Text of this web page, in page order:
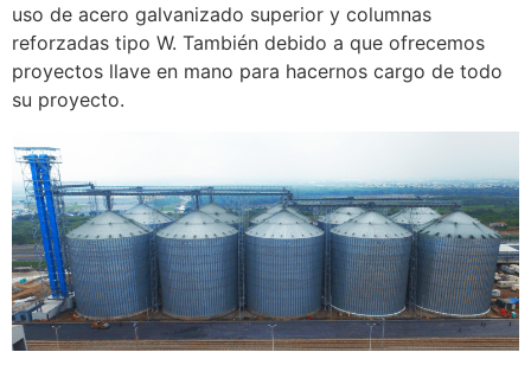
uso de acero galvanizado superior y columnas
reforzadas tipo W. También debido a que ofrecemos
proyectos llave en mano para hacernos cargo de todo
su proyecto.